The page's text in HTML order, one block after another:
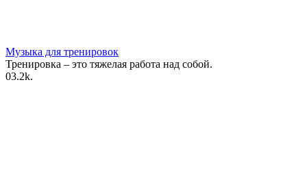
Музыка для тренировок
Тренировка – это тяжелая работа над собой.
03.2k.